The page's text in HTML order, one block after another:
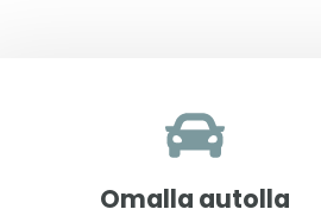
Omalla autolla